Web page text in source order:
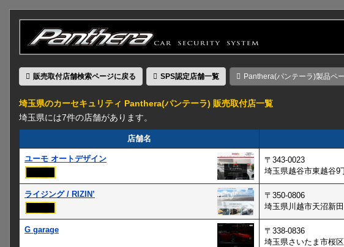
販売取付店舗検索ページに戻る SPS認定店舗一覧 Panthera(パンテーラ)製品ペ
埼玉県のカーセキュリティ Panthera(パンテーラ) 販売取付店一覧
埼玉県には7件の店舗があります。
店舗名
ユーモ オートデザイン
〒343-0023
埼玉県越谷市東越谷9
ライジング / RIZIN’
〒350-0806
埼玉県川越市天沼新
G garage
〒338-0836
埼玉県さいたま市桜